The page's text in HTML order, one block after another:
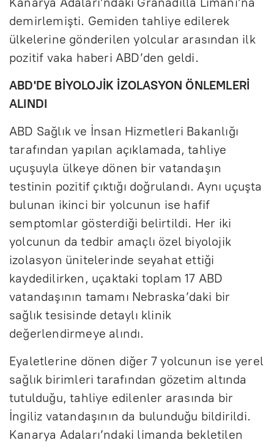
demirlemişti. Gemiden tahliye edilerek
ülkelerine gönderilen yolcular arasından ilk
pozitif vaka haberi ABD’den geldi.
ABD'DE BİYOLOJİK İZOLASYON ÖNLEMLERİ
ALINDI
ABD Sağlık ve İnsan Hizmetleri Bakanlığı
tarafından yapılan açıklamada, tahliye
uçuşuyla ülkeye dönen bir vatandaşın
testinin pozitif çıktığı doğrulandı. Aynı uçuşta
bulunan ikinci bir yolcunun ise hafif
semptomlar gösterdiği belirtildi. Her iki
yolcunun da tedbir amaçlı özel biyolojik
izolasyon ünitelerinde seyahat ettiği
kaydedilirken, uçaktaki toplam 17 ABD
vatandaşının tamamı Nebraska’daki bir
sağlık tesisinde detaylı klinik
değerlendirmeye alındı.
Eyaletlerine dönen diğer 7 yolcunun ise yerel
sağlık birimleri tarafından gözetim altında
tutulduğu, tahliye edilenler arasında bir
İngiliz vatandaşının da bulunduğu bildirildi.
Kanarya Adaları’ndaki limanda bekletilen